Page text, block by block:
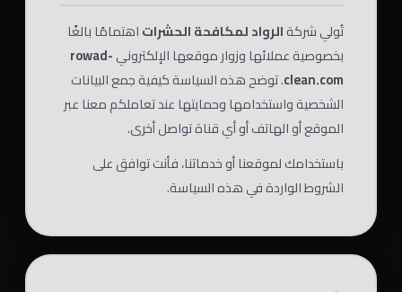
تُولي شركةالرواد لمكافحة الحشراتاهتمامًا بالغًا
بخصوصية عملائها وزوار موقعها الإلكترونيrowad-
clean.com. توضح هذه السياسة كيفية جمع البيانات
الشخصية واستخدامها وحمايتها عند تعاملكم معنا عبر
الموقع أو الهاتف أو أي قناة تواصل أخرى.
باستخدامك لموقعنا أو خدماتنا، فأنت توافق على
الشروط الواردة في هذه السياسة.